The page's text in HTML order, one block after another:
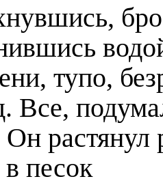
тупо,
Все,
Он растянул
песок